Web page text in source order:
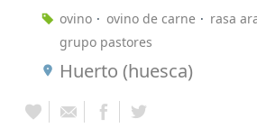
ovino
ovino de carne rasa
grupo pastores
Huerto (huesca)